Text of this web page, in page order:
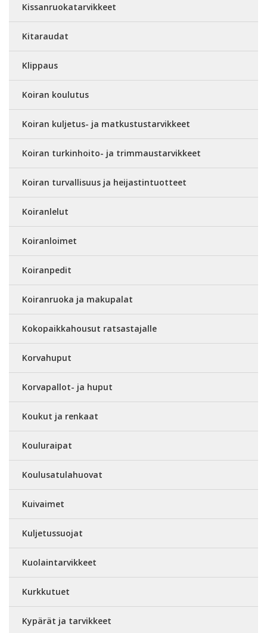
Kissanruokatarvikkeet
Kitaraudat
Klippaus
Koiran koulutus
Koiran kuljetus- ja matkustustarvikkeet
Koiran turkinhoito- ja trimmaustarvikkeet
Koiran turvallisuus ja heijastintuotteet
Koiranlelut
Koiranloimet
Koiranpedit
Koiranruoka ja makupalat
Kokopaikkahousut ratsastajalle
Korvahuput
Korvapallot- ja huput
Koukut ja renkaat
Kouluraipat
Koulusatulahuovat
Kuivaimet
Kuljetussuojat
Kuolaintarvikkeet
Kurkkutuet
Kypärät ja tarvikkeet